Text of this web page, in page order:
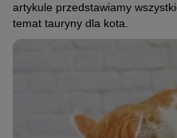
artykule przedstawiamy
temat tauryny dla kota.